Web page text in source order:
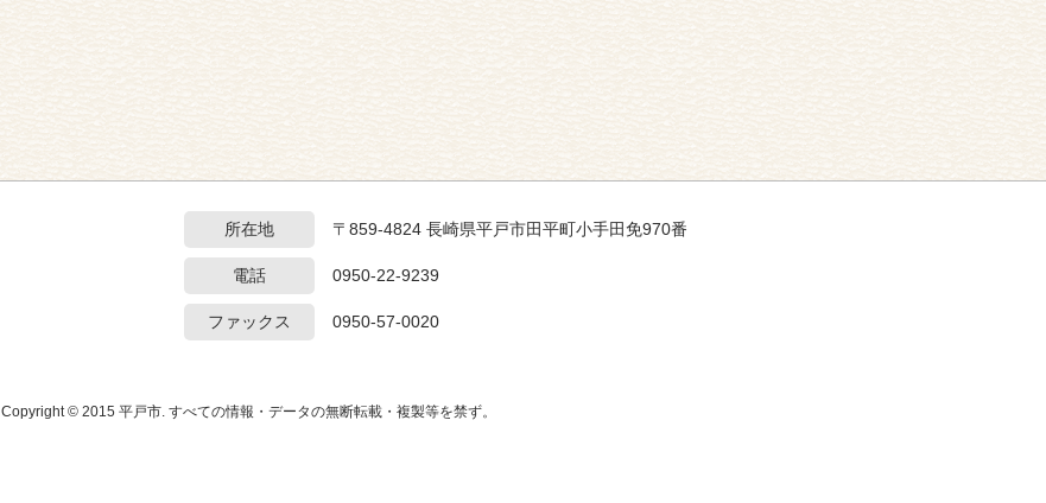
所在地 〒859-4824 長崎県平戸市田平町小手田免970番
電話 0950-22-9239
ファックス 0950-57-0020
Copyright © 2015 平戸市. すべての情報・データの無断転載・複製等を禁ず。